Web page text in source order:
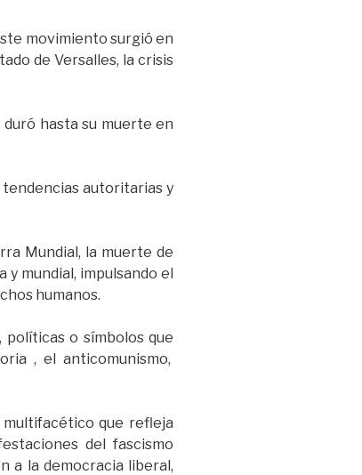
movimiento surgió en
de Versalles, la crisis
duró hasta su muerte en
tendencias autoritarias y
Mundial, la muerte de
mundial, impulsando el
humanos.
o símbolos que
, el anticomunismo,
que refleja
del fascismo
a la democracia liberal,